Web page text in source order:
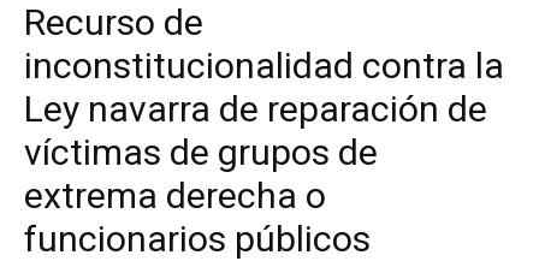
Recurso de
inconstitucionalidad contra la
Ley navarra de reparación de
víctimas de grupos de
extrema derecha o
funcionarios públicos